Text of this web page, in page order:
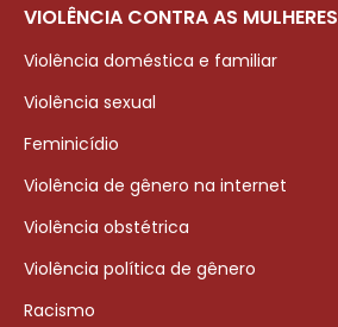
VIOLÊNCIA CONTRA AS MULHERES
Violência doméstica e familiar
Violência sexual
Feminicídio
Violência de gênero na internet
Violência obstétrica
Violência política de gênero
Racismo